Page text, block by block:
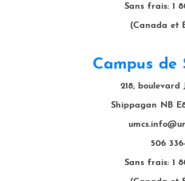
Sans frais: 1
(Canada et
Campus de
218, boulevard
Shippagan NB
506
Sans frais: 1